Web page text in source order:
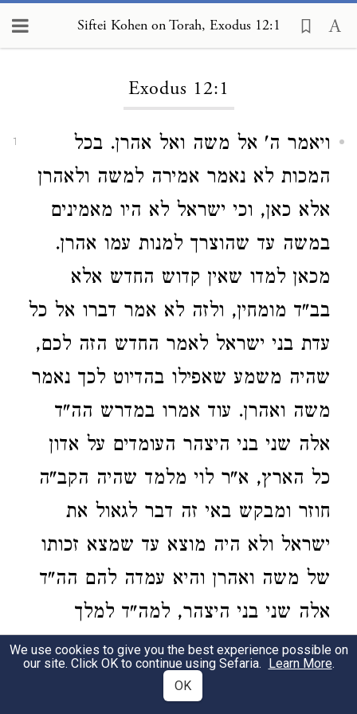
Siftei Kohen on Torah, Exodus 12:1
Exodus 12:1
1
ויאמר ה' אל משה ואל אהרן. בכל
המכות לא נאמר אמירה למשה ולאהרן
אלא כאן, וכי ישראל לא היו מאמינים
במשה עד שהוצרך למנות עמו אהרן.
מכאן למדו שאין קדוש החדש אלא
בב"ד מומחין, ולזה לא אמר דברו אל כל
עדת בני ישראל לאמר החדש הזה לכם,
שהיה משמע שאפילו בהדיוט לכך נאמר
משה ואהרן. עוד אמרו במדרש הה"ד
אלה שני בני היצהר העומדים על אדון
כל הארץ, א"ר לוי מלמד שהיה הקב"ה
חוזר ומבקש באי זה דבר לגאול את
ישראל ולא היה מוצא עד שמצא זכותו
של משה ואהרן והיא עמדה להם הה"ד
אלה שני בני היצהר, למה"ד למלך
שבקש לישא אשה ובאו ואמרו לו עניה
היא ואין לה בעולם אלא שני נזמים
We use cookies to give you the best experience possible on
our site. Click OK to continue using Sefaria. Learn More.
OK